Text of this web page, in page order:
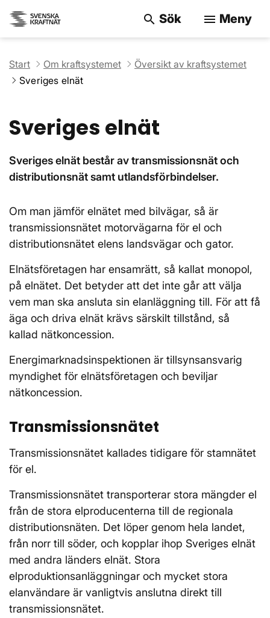
search Sök menu Meny
Start Om kraftsystemet
Översikt av kraftsystemet
Sveriges elnät
Sveriges elnät
Sveriges elnät består av transmissionsnät och
distributionsnät samt utlandsförbindelser.
Om man jämför elnätet med bilvägar, så är
transmissionsnätet motorvägarna för el och
distributionsnätet elens landsvägar och gator.
Elnätsföretagen har ensamrätt, så kallat monopol,
på elnätet. Det betyder att det inte går att välja
vem man ska ansluta sin elanläggning till. För att få
äga och driva elnät krävs särskilt tillstånd, så
kallad nätkoncession.
Energimarknadsinspektionen är tillsynsansvarig
myndighet för elnätsföretagen och beviljar
nätkoncession.
Transmissionsnätet
Transmissionsnätet kallades tidigare för stamnätet
för el.
Transmissionsnätet transporterar stora mängder el
från de stora elproducenterna till de regionala
distributionsnäten. Det löper genom hela landet,
från norr till söder, och kopplar ihop Sveriges elnät
med andra länders elnät. Stora
elproduktionsanläggningar och mycket stora
elanvändare är vanligtvis anslutna direkt till
transmissionsnätet.